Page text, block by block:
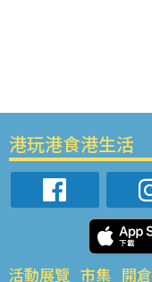
港玩港食港生活
活動展覽 市集 開倉